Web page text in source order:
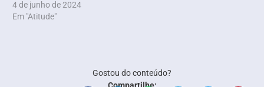
4 de junho de 2024
Em "Atitude"
Gostou do conteúdo?